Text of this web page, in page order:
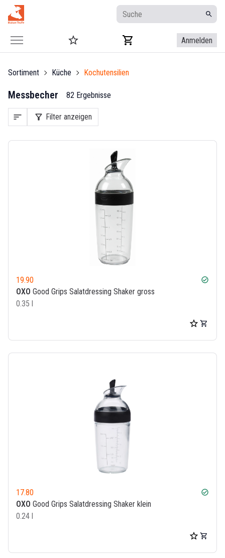
Anmelden
Sortiment Küche Kochutensilien
Messbecher 82 Ergebnisse
sort filter_alt Filter anzeigen
19.90 check_circle
OXO Good Grips Salatdressing Shaker gross
0.35 l
17.80 check_circle
OXO Good Grips Salatdressing Shaker klein
0.24 l